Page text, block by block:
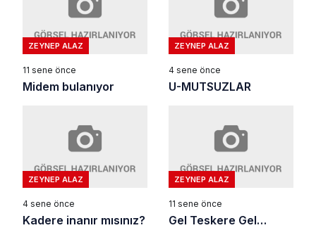
ZEYNEP ALAZ
11 sene önce
Midem bulanıyor
ZEYNEP ALAZ
4 sene önce
U-MUTSUZLAR
ZEYNEP ALAZ
4 sene önce
Kadere inanır mısınız?
ZEYNEP ALAZ
11 sene önce
Gel Teskere Gel…